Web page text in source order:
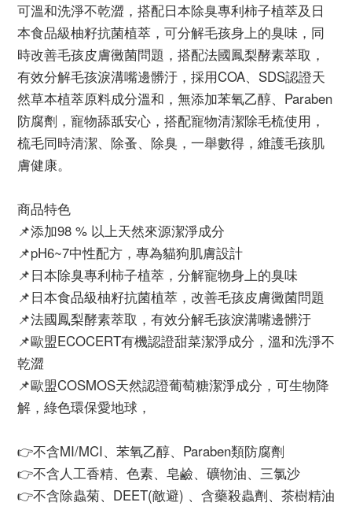
可溫和洗淨不乾澀，搭配日本除臭專利柿子植萃及日
本食品級柚籽抗菌植萃，可分解毛孩身上的臭味，同
時改善毛孩皮膚黴菌問題，搭配法國鳳梨酵素萃取，
有效分解毛孩淚溝嘴邊髒汙，採用COA、SDS認證天
然草本植萃原料成分溫和，無添加苯氧乙醇、Paraben
防腐劑，寵物舔舐安心，搭配寵物清潔除毛梳使用，
梳毛同時清潔、除蚤、除臭，一舉數得，維護毛孩肌
膚健康。
商品特色
📌添加98 % 以上天然來源潔淨成分
📌pH6~7中性配方，專為貓狗肌膚設計
📌日本除臭專利柿子植萃，分解寵物身上的臭味
📌日本食品級柚籽抗菌植萃，改善毛孩皮膚黴菌問題
📌法國鳳梨酵素萃取，有效分解毛孩淚溝嘴邊髒汙
📌歐盟ECOCERT有機認證甜菜潔淨成分，溫和洗淨不
乾澀
📌歐盟COSMOS天然認證葡萄糖潔淨成分，可生物降
解，綠色環保愛地球，
👉不含MI/MCI、苯氧乙醇、Paraben類防腐劑
👉不含人工香精、色素、皂鹼、礦物油、三氯沙
👉不含除蟲菊、DEET(敵避) 、含藥殺蟲劑、茶樹精油